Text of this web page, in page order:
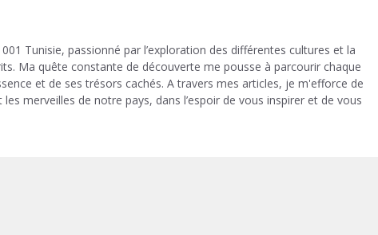
Tunisie, passionné par l’exploration des différentes cultures et la
Ma quête constante de découverte me pousse à parcourir chaque
et de ses trésors cachés. A travers mes articles, je m'efforce de
merveilles de notre pays, dans l’espoir de vous inspirer et de vous